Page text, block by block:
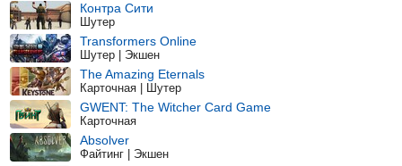
Контра Сити
Шутер
Transformers Online
Шутер | Экшен
The Amazing Eternals
Карточная | Шутер
GWENT: The Witcher Card Game
Карточная
Absolver
Файтинг | Экшен